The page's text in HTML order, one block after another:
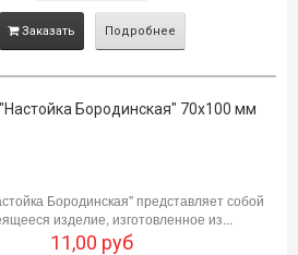
Заказать Подробнее
Бородинская" 70х100 мм
Бородинская" представляет собой
изделие, изготовленное из...
11,00 руб